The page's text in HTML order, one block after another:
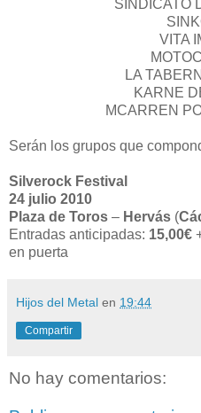
SINDICATO
VITA
LA
KARNE
MCARREN
Serán los grupos que
Silverock Festival
24 julio 2010
Plaza de Toros – Hervás (
Entradas anticipadas: 15,00€
en puerta
Hijos del Metal en 19:44
Compartir
No hay comentarios: